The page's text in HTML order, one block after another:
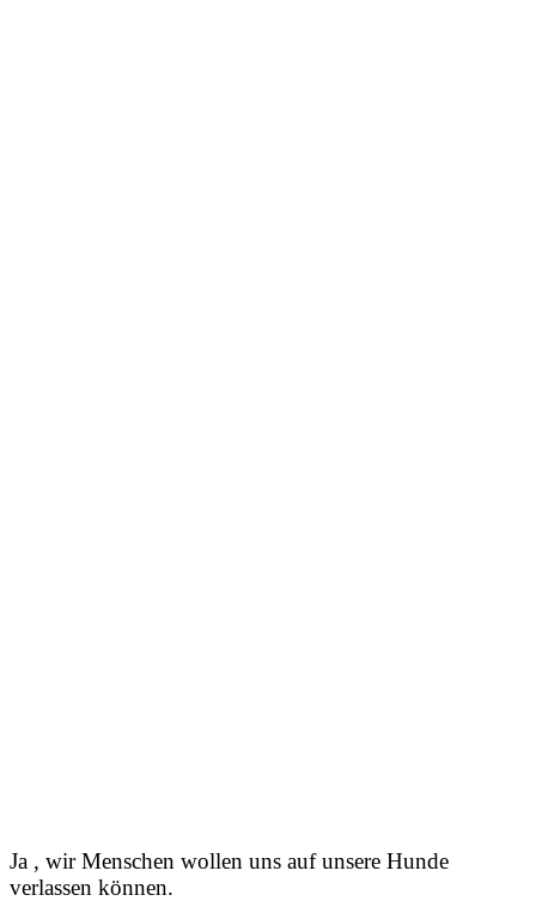
Ja , wir Menschen wollen uns auf unsere Hunde
verlassen können.